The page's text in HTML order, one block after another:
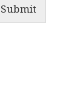
Submit